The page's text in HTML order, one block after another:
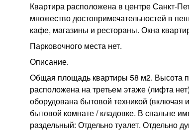
Квартира расположена в центре Санкт-
множество достопримечательностей в
кафе, магазины и рестораны. Окна
Парковочного места нет.
Описание.
Общая площадь квартиры 58 м2. Высота
расположена на третьем этаже (лифта
оборудована бытовой техникой
бытовой комнате / кладовке. В спальне
раздельный: Отдельно туалет. Отдельно